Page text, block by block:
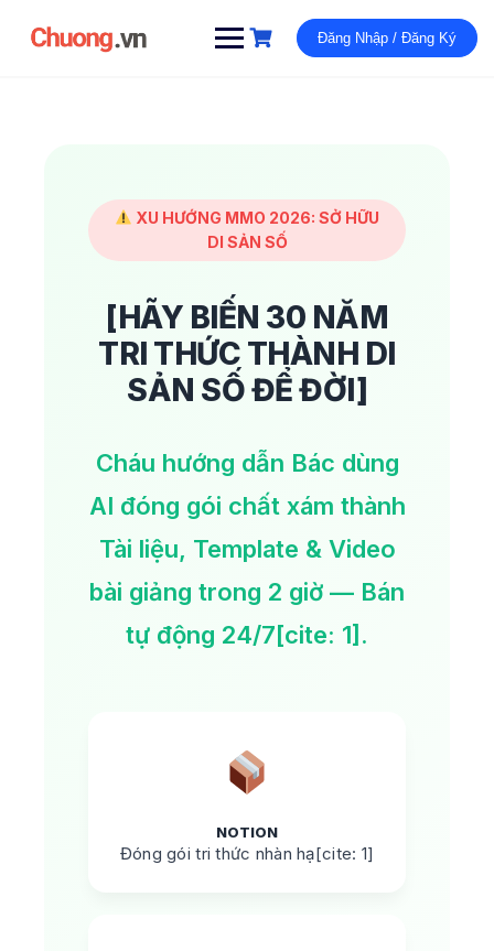
Đăng Nhập / Đăng Ký
XU HƯỚNG MMO 2026: SỞ HỮU
DI SẢN SỐ
[HÃY BIẾN 30 NĂM
TRI THỨC THÀNH DI
SẢN SỐ ĐỂ ĐỜI]
Cháu hướng dẫn Bác dùng
AI đóng gói chất xám thành
Tài liệu, Template & Video
bài giảng trong 2 giờ — Bán
tự động 24/7[cite: 1].
NOTION
Đóng gói tri thức nhàn hạ[cite: 1]